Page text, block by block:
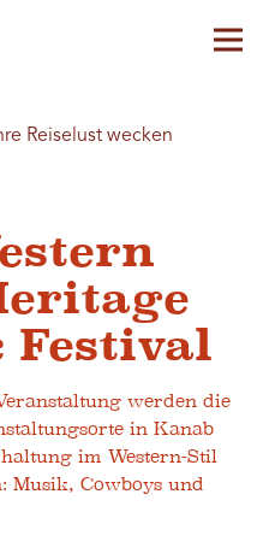
Reiselust wecken
Festival
werden die
in Kanab
im Western-Stil
Musik, Cowboys und